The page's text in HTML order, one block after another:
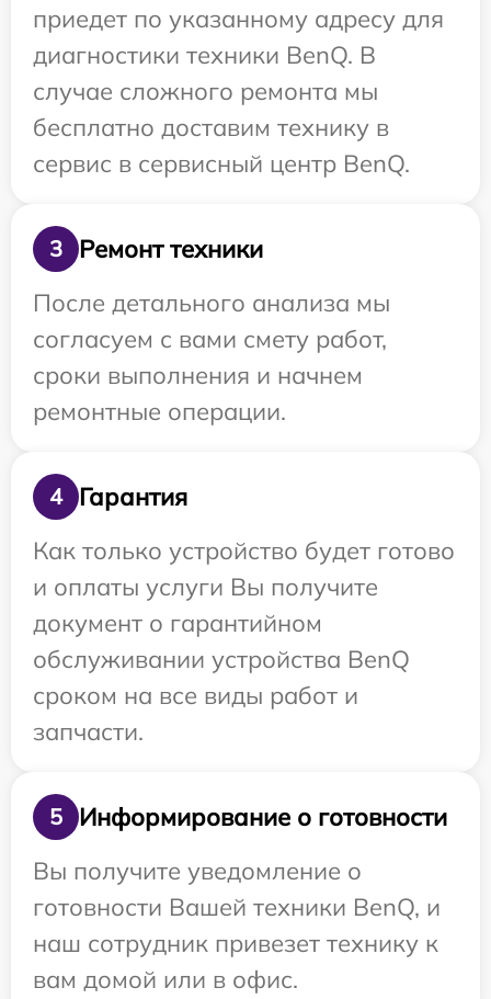
приедет по указанному адресу для
диагностики техники BenQ. В
случае сложного ремонта мы
бесплатно доставим технику в
сервис в сервисный центр BenQ.
3
Ремонт техники
После детального анализа мы
согласуем с вами смету работ,
сроки выполнения и начнем
ремонтные операции.
4
Гарантия
Как только устройство будет готово
и оплаты услуги Вы получите
документ о гарантийном
обслуживании устройства BenQ
сроком на все виды работ и
запчасти.
5
Информирование о готовности
Вы получите уведомление о
готовности Вашей техники BenQ, и
наш сотрудник привезет технику к
вам домой или в офис.